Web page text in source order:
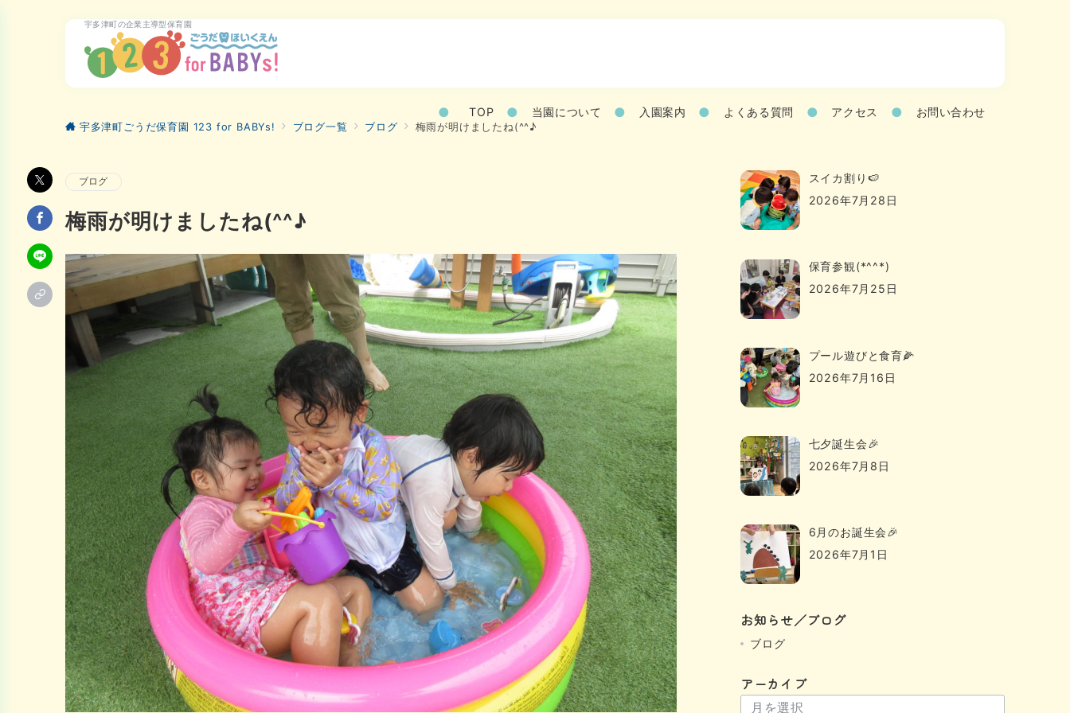
宇多津町の企業主導型保育園
TOP 当園について 入園案内 よくある質問 アクセス お問い合わせ
宇多津町ごうだ保育園 123 for BABYs! ブログ一覧 ブログ 梅雨が明けましたね(^^♪
ブログ
梅雨が明けましたね(^^♪
スイカ割り🍉
2026年7月28日
保育参観(*^^*)
2026年7月25日
プール遊びと食育🌽
2026年7月16日
七夕誕生会🎉
2026年7月8日
6月のお誕生会🎉
2026年7月1日
お知らせ／ブログ
ブログ
アーカイブ